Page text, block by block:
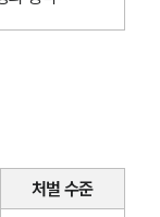
처벌 수준